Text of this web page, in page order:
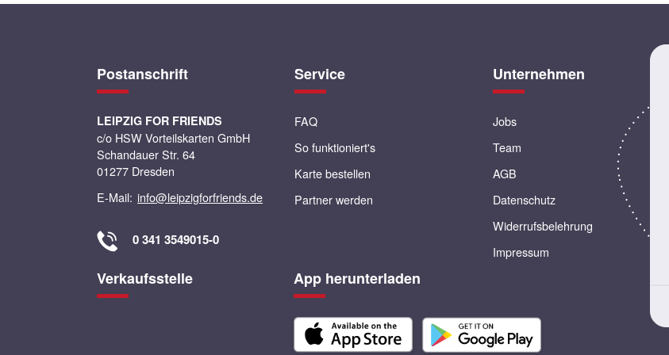
Postanschrift
LEIPZIG FOR FRIENDS
c/o HSW Vorteilskarten GmbH
Schandauer Str. 64
01277 Dresden
E-Mail: info@leipzigforfriends.de
0 341 3549015-0
Service
FAQ
So funktioniert's
Karte bestellen
Partner werden
Unternehmen
Jobs
Team
AGB
Datenschutz
Widerrufsbelehrung
Impressum
Verkaufsstelle App herunterladen